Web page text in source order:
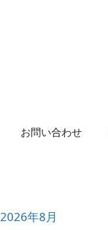
お問い合わせ
2026年8月